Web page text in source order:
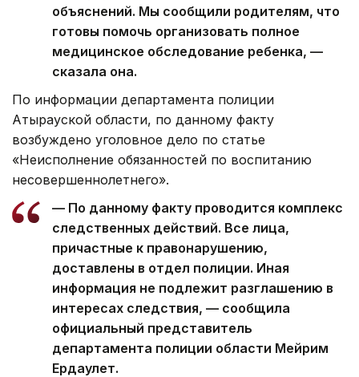
объяснений. Мы сообщили родителям, что
готовы помочь организовать полное
медицинское обследование ребенка, —
сказала она.
По информации департамента полиции
Атырауской области, по данному факту
возбуждено уголовное дело по статье
«Неисполнение обязанностей по воспитанию
несовершеннолетнего».
— По данному факту проводится комплекс
следственных действий. Все лица,
причастные к правонарушению,
доставлены в отдел полиции. Иная
информация не подлежит разглашению в
интересах следствия, — сообщила
официальный представитель
департамента полиции области Мейрим
Ердаулет.